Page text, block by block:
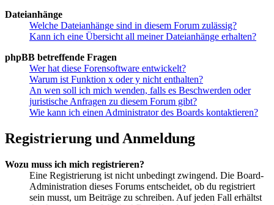
Dateianhänge
Welche Dateianhänge sind in diesem Forum zulässig?
Kann ich eine Übersicht all meiner Dateianhänge erhalten?
phpBB betreffende Fragen
Wer hat diese Forensoftware entwickelt?
Warum ist Funktion x oder y nicht enthalten?
An wen soll ich mich wenden, falls es Beschwerden oder
juristische Anfragen zu diesem Forum gibt?
Wie kann ich einen Administrator des Boards kontaktieren?
Registrierung und Anmeldung
Wozu muss ich mich registrieren?
Eine Registrierung ist nicht unbedingt zwingend. Die Board-
Administration dieses Forums entscheidet, ob du registriert
sein musst, um Beiträge zu schreiben. Auf jeden Fall erhältst